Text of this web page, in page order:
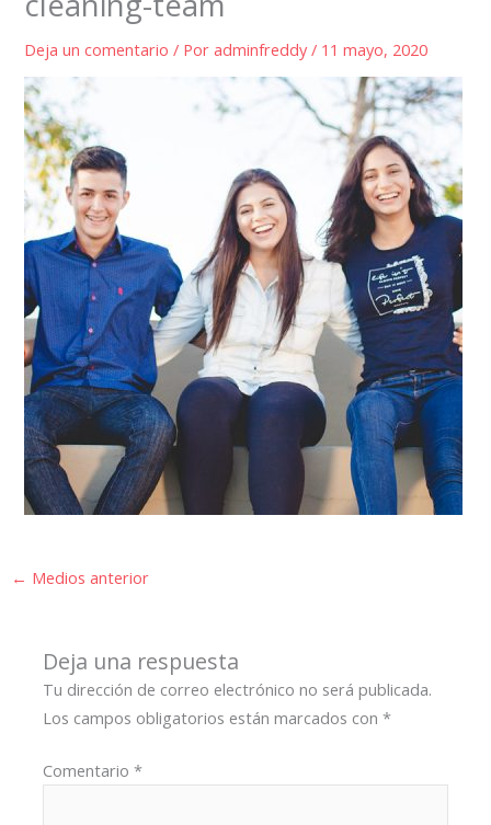
Deja un comentario / Poradminfreddy/ 11 mayo, 2020
← Medios anterior
Deja una respuesta
Tu dirección de correo electrónico no será publicada.
Los campos obligatorios están marcados con*
Comentario*